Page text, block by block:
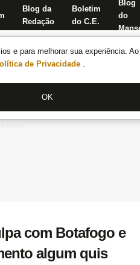
e para melhorar sua experiência.
de Privacidade .
OK
Blog da
Redação
Boletim
do C.E.
Blog
do
com Botafogo e
algum quis